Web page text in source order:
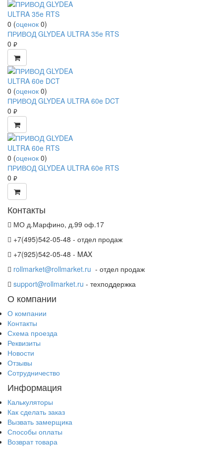
0 (оценок 0)
ПРИВОД GLYDEA ULTRA 35e RTS
0 руб.
0 (оценок 0)
ПРИВОД GLYDEA ULTRA 60e DCT
0 руб.
0 (оценок 0)
ПРИВОД GLYDEA ULTRA 60e RTS
0 руб.
Контакты
МО д.Марфино, д.99 оф.17
+7(495)542-05-48 - отдел продаж
+7(925)542-05-48 - MAX
rollmarket@rollmarket.ru - отдел продаж
support@rollmarket.ru - техподдержка
О компании
О компании
Контакты
Схема проезда
Реквизиты
Новости
Отзывы
Сотрудничество
Информация
Калькуляторы
Как сделать заказ
Вызвать замерщика
Способы оплаты
Возврат товара